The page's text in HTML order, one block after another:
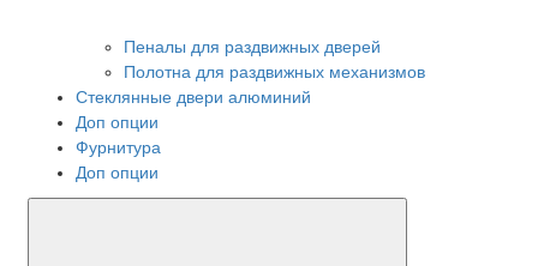
Пеналы для раздвижных дверей
Полотна для раздвижных механизмов
Стеклянные двери алюминий
Доп опции
Фурнитура
Доп опции